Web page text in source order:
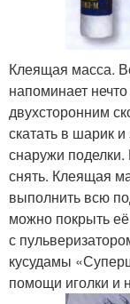
Клеящая масса.
напоминает
двухсторонним
скатать в шарик
снаружи
снять. Клеящая
выполнить всю
можно покрыть
с
кусудамы
помощи иголки и